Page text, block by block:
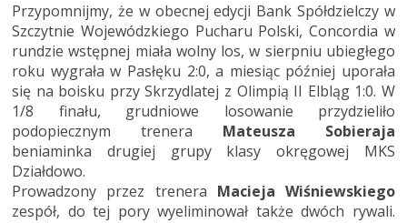
Przypomnijmy, że w obecnej edycji Bank Spółdzielczy w
Szczytnie Wojewódzkiego Pucharu Polski, Concordia w
rundzie wstępnej miała wolny los, w sierpniu ubiegłego
roku wygrała w Pasłęku 2:0, a miesiąc później uporała
się na boisku przy Skrzydlatej z Olimpią II Elbląg 1:0. W
1/8 finału, grudniowe losowanie przydzieliło
podopiecznym trenera Mateusza Sobieraja
beniaminka drugiej grupy klasy okręgowej MKS
Działdowo.
Prowadzony przez trenera Macieja Wiśniewskiego
zespół, do tej pory wyeliminował także dwóch rywali.